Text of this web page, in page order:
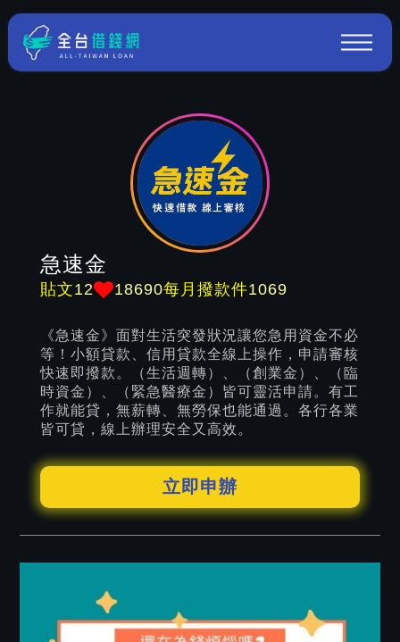
急速金
貼文12 18690每月撥款件1069
《急速金》面對生活突發狀況讓您急用資金不必
等！小額貸款、信用貸款全線上操作，申請審核
快速即撥款。（生活週轉）、（創業金）、（臨
時資金）、（緊急醫療金）皆可靈活申請。有工
作就能貸，無薪轉、無勞保也能通過。各行各業
皆可貸，線上辦理安全又高效。
立即申辦